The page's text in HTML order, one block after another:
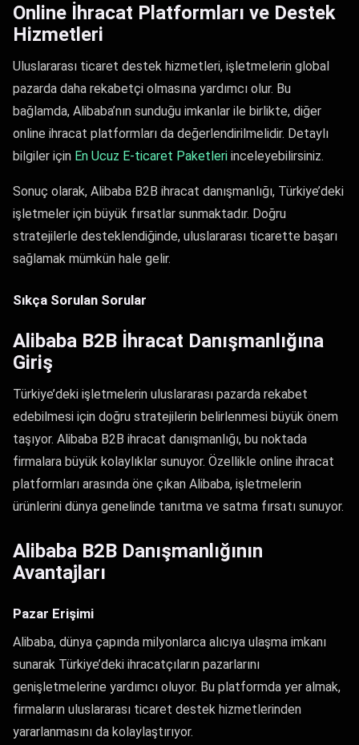
Online İhracat Platformları ve Destek
Hizmetleri
Uluslararası ticaret destek hizmetleri, işletmelerin global
pazarda daha rekabetçi olmasına yardımcı olur. Bu
bağlamda, Alibaba’nın sunduğu imkanlar ile birlikte, diğer
online ihracat platformları da değerlendirilmelidir. Detaylı
bilgiler için En Ucuz E-ticaret Paketleri inceleyebilirsiniz.
Sonuç olarak, Alibaba B2B ihracat danışmanlığı, Türkiye’deki
işletmeler için büyük fırsatlar sunmaktadır. Doğru
stratejilerle desteklendiğinde, uluslararası ticarette başarı
sağlamak mümkün hale gelir.
Sıkça Sorulan Sorular
Alibaba B2B İhracat Danışmanlığına
Giriş
Türkiye’deki işletmelerin uluslararası pazarda rekabet
edebilmesi için doğru stratejilerin belirlenmesi büyük önem
taşıyor. Alibaba B2B ihracat danışmanlığı, bu noktada
firmalara büyük kolaylıklar sunuyor. Özellikle online ihracat
platformları arasında öne çıkan Alibaba, işletmelerin
ürünlerini dünya genelinde tanıtma ve satma fırsatı sunuyor.
Alibaba B2B Danışmanlığının
Avantajları
Pazar Erişimi
Alibaba, dünya çapında milyonlarca alıcıya ulaşma imkanı
sunarak Türkiye’deki ihracatçıların pazarlarını
genişletmelerine yardımcı oluyor. Bu platformda yer almak,
firmaların uluslararası ticaret destek hizmetlerinden
yararlanmasını da kolaylaştırıyor.